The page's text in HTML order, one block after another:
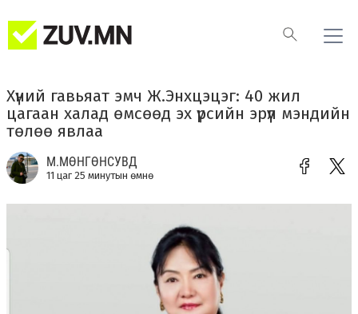
Хүний гавьяат эмч Ж.Энхцэцэг: 40 жил
цагаан халад өмсөөд эх үрсийн эрүүл мэндийн
төлөө явлаа
М.МӨНГӨНСУВД
11 цаг 25 минутын өмнө